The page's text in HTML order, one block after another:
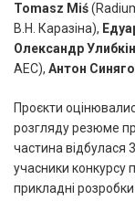
Tomasz Miś
В.Н. Каразіна),
Олександр Улибкін
АЕС), Антон
Проєкти
розгляду резюме
частина відбулася
учасники конкурсу
прикладні